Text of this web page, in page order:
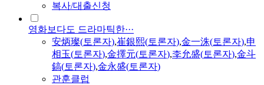
복사/대출신청
영화보다도 드라마틱한···
安炳璨(토론자),崔銀熙(토론자),金一洙(토론자),申
相玉(토론자),金擇元(토론자),李允盛(토론자),金斗
鎬(토론자),金永盛(토론자)
관훈클럽